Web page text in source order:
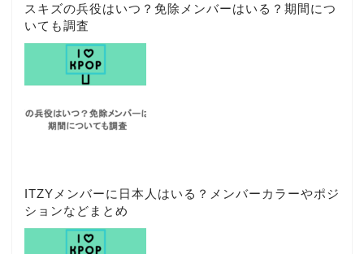
スキズの兵役はいつ？免除メンバーはいる？期間につ
いても調査
ITZYメンバーに日本人はいる？メンバーカラーやポジ
ションなどまとめ